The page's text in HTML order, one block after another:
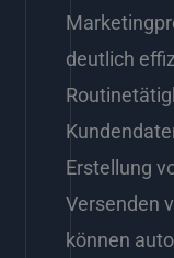
deutlich
Erstellung
Versenden
können